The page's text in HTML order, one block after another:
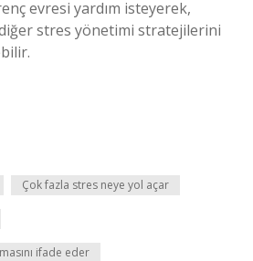
evresi yardım isteyerek,
stres yönetimi stratejilerini
Çok fazla stres neye yol açar
ifade eder